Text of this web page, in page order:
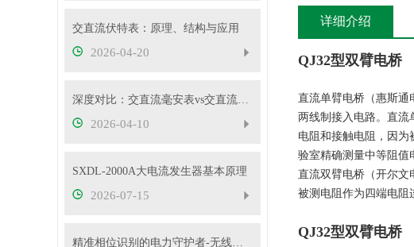
交直流伏特表：原理、结构与应用
2026-04-20
深度对比：交直流毫安表vs交直流安培表vs交直流伏特表
2026-04-10
SXDL-2000A大电流发生器基本原理
2026-07-15
精准相位识别的电力守护者-无线高压核相仪
详细介绍
QJ32型双臂电桥
直流单臂电桥（惠斯通
两线制接入电路。直
电阻和接触电阻，因
验室精确测量中等阻值
直流双臂电桥（开尔文
被测电阻作为四端电阻
QJ32型双臂电桥